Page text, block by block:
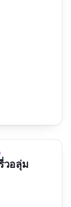
วอลุ่ม